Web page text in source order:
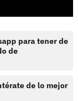
para tener de
de
de lo mejor